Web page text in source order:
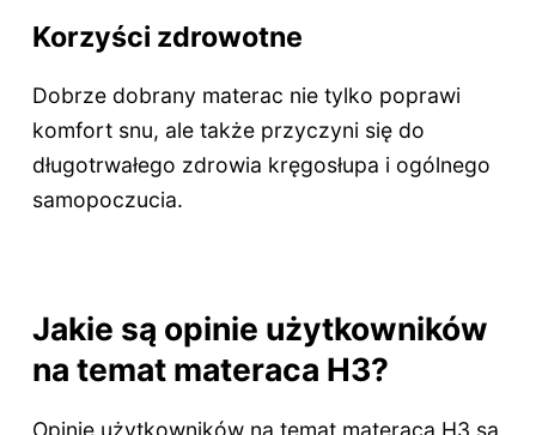
Korzyści zdrowotne
Dobrze dobrany materac nie tylko poprawi
komfort snu, ale także przyczyni się do
długotrwałego zdrowia kręgosłupa i ogólnego
samopoczucia.
Jakie są opinie użytkowników
na temat materaca H3?
Opinie użytkowników na temat materaca H3 są